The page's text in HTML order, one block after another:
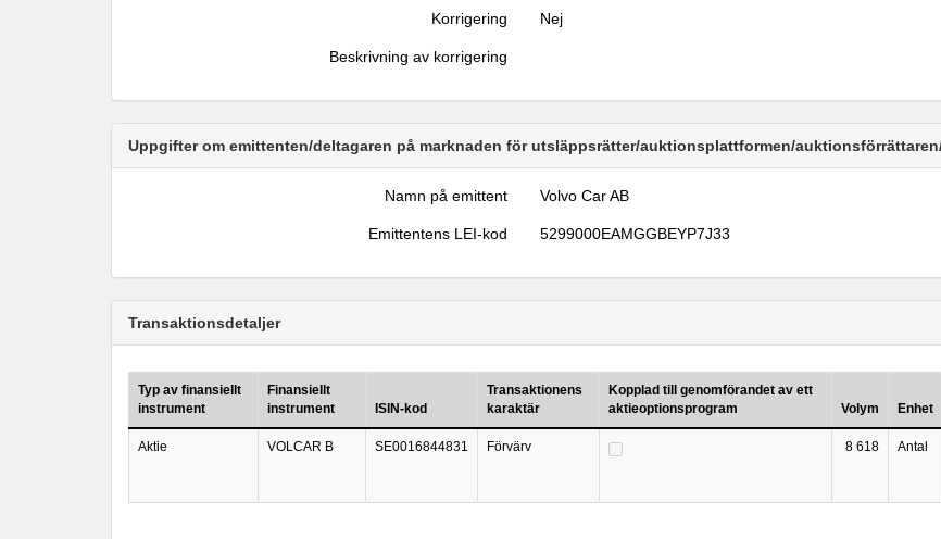
Korrigering Nej
Beskrivning av korrigering
Uppgifter om emittenten/deltagaren på marknaden för utsläppsrätter/auktionsplattformen/
Namn på emittent Volvo Car AB
Emittentens LEI-kod 5299000EAMGGBEYP7J33
Transaktionsdetaljer
Typ av finansiellt
instrument
Finansiellt
instrument
ISIN-kod
Transaktionens
karaktär
Kopplad till genomförandet av ett
aktieoptionsprogram
Volym Enhet
Aktie VOLCAR B SE0016844831 Förvärv 8 618 Antal